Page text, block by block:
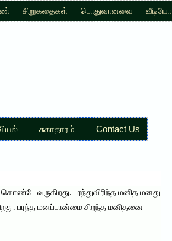
சிறுகதைகள் பொதுவானவை வீடியோ
சுகாதாரம் Contact Us
வருகிறது. பரந்துவிரிந்த மனித மனது
பரந்த மனப்பான்மை சிறந்த மனிதனை